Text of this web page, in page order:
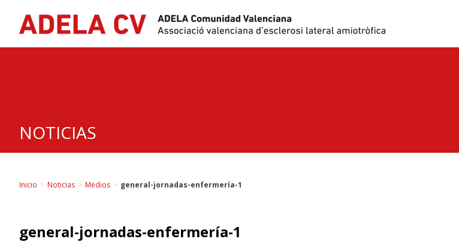
NOTICIAS
Inicio > Noticias > Medios > general-jornadas-enfermería-1
general-jornadas-enfermería-1